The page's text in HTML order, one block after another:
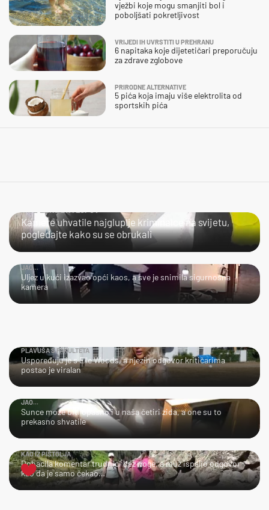
vježbi koje mogu smanjiti bol i
poboljšati pokretljivost
VRIJEDI IH UVRSTITI U PREHRANU
6 napitaka koje dijetetičari preporučuju
za zdrave zglobove
PRIRODNE ALTERNATIVE
5 pića koja imaju više elektrolita od
sportskih pića
NIJE LAKO BITI LOPOV
Kamere uhvatile najgluplje kriminalce na svijetu,
pogledajte kako su se obrukali
JAO...
Uljez u kući izazvao opći kaos, a sve je snimila sigurnosna
kamera
PLAVUŠA S FAKULTETA
Uspoređuju je s Elle Woods, a njezin odgovor kritičarima
postao je viralan
JAO...
Sunce može biti opasno i u naša četiri zida, a one su to
prekasno shvatile
KAO IZ PIŠTOLJA
Dobacila komentar trudnici bez noge, a muž ispalio odgovor
kao da je samo čekao…